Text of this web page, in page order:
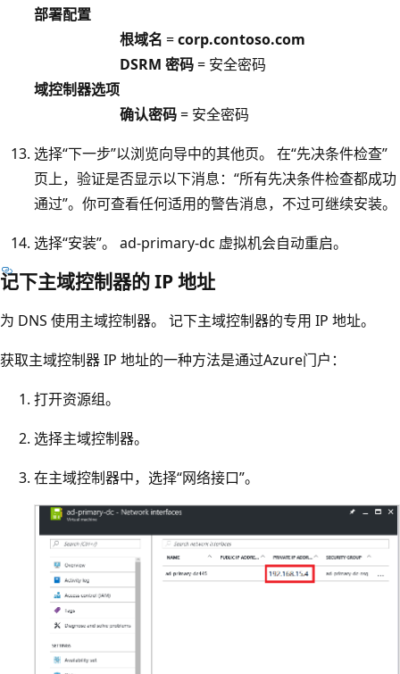
部署配置
根域名 =corp.contoso.com
域控制器选项
DSRM 密码= 安全密码
确认密码= 安全密码
选择“下一步”以浏览向导中的其他页。
在“先决条件检查”
页上，验证是否显示以下消息：“所有先决条件检查都成功
通过”。你可查看任何适用的警告消息，不过可继续安装。
选择“安装”。
ad-primary-dc 虚拟机会自动重启。
记下主域控制器的 IP 地址
为 DNS 使用主域控制器。 记下主域控制器的专用 IP 地址。
获取主域控制器 IP 地址的一种方法是通过Azure门户：
打开资源组。
选择主域控制器。
在主域控制器中，选择“网络接口”。